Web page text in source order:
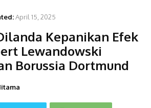
April 15, 2025
Kepanikan Efek
Lewandowski
Borussia Dortmund